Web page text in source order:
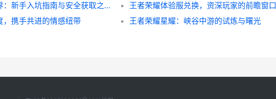
怎么下载我的世界：新手入坑指南与安全获取之道
王者荣耀体验服兑换，资深玩家的前瞻窗口
，携手共进的情感纽带
王者荣耀星耀：峡谷中游的试炼与曙光